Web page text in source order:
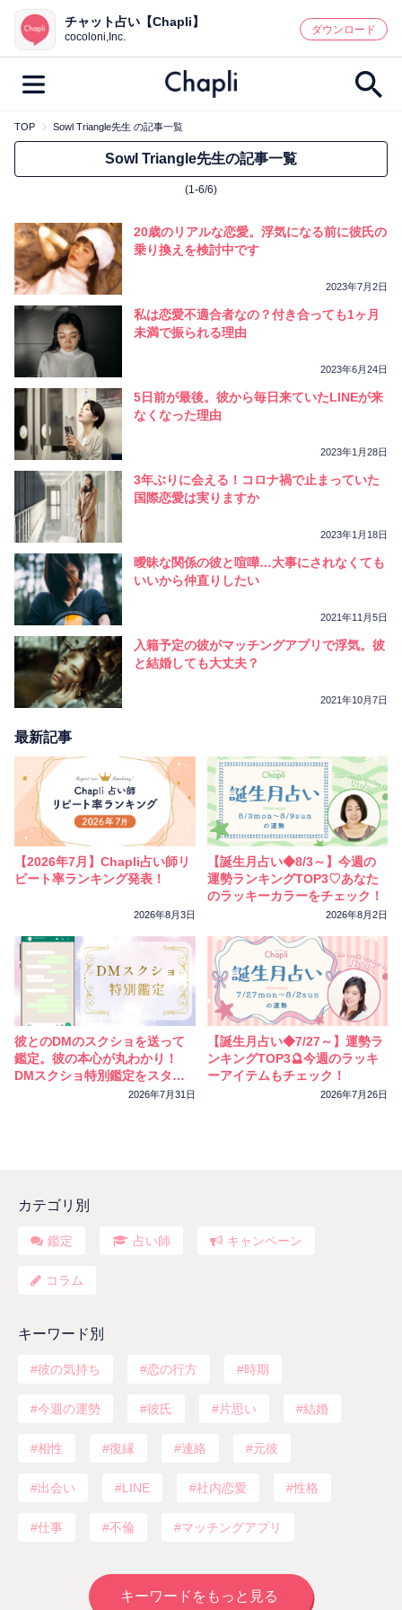
鑑定記事・占い師検索
最新記事一覧
カテゴリー別
鑑定
キーワード別
彼の気持ち 恋の行方 時期
今週の運勢
相性 復縁 連絡
チャット占い【Chapli】
cocoloni,Inc.
ダウンロード
TOP Sowl Triangle先生 の記事一覧
Sowl Triangle先生の記事一覧
(1-6/6)
20歳のリアルな恋愛。浮気になる前に彼氏の
乗り換えを検討中です
2023年7月2日
私は恋愛不適合者なの？付き合っても1ヶ月
未満で振られる理由
2023年6月24日
5日前が最後。彼から毎日来ていたLINEが来
なくなった理由
2023年1月28日
3年ぶりに会える！コロナ禍で止まっていた
国際恋愛は実りますか
2023年1月18日
曖昧な関係の彼と喧嘩…大事にされなくても
いいから仲直りしたい
2021年11月5日
入籍予定の彼がマッチングアプリで浮気。彼
と結婚しても大丈夫？
2021年10月7日
最新記事
【2026年7月】Chapli占い師リ
ピート率ランキング発表！
2026年8月3日
【誕生月占い◆8/3～】今週の
運勢ランキングTOP3♡あなた
のラッキーカラーをチェック！
2026年8月2日
彼とのDMのスクショを送って
鑑定。彼の本心が丸わかり！
DMスクショ特別鑑定をスター
2026年7月31日
【誕生月占い◆7/27～】運勢ラ
ンキングTOP3🔮今週のラッキ
ーアイテムもチェック！
2026年7月26日
カテゴリ別
鑑定 占い師 キャンペーン
コラム
キーワード別
彼の気持ち 恋の行方 時期
今週の運勢 彼氏 片思い 結婚
相性 復縁 連絡 元彼
出会い LINE 社内恋愛 性格
仕事 不倫 マッチングアプリ
キーワードをもっと見る